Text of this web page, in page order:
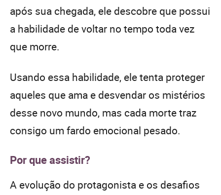
após sua chegada, ele descobre que possui
a habilidade de voltar no tempo toda vez
que morre.
Usando essa habilidade, ele tenta proteger
aqueles que ama e desvendar os mistérios
desse novo mundo, mas cada morte traz
consigo um fardo emocional pesado.
Por que assistir?
A evolução do protagonista e os desafios